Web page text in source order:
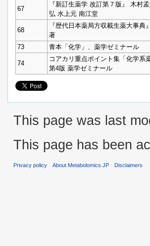
67
『新訂生薬学 改訂第７版』 木村
弘 水上元 南江堂
68
『歴代日本薬局方収載生薬大事典
著
73
青本「化学」、薬学ゼミナール
74
コアカリ重点ポイント集「化学系
第4版 薬学ゼミナール
This page was last
This page has been
Privacy policy About Metabolomics.JP Disclaimers